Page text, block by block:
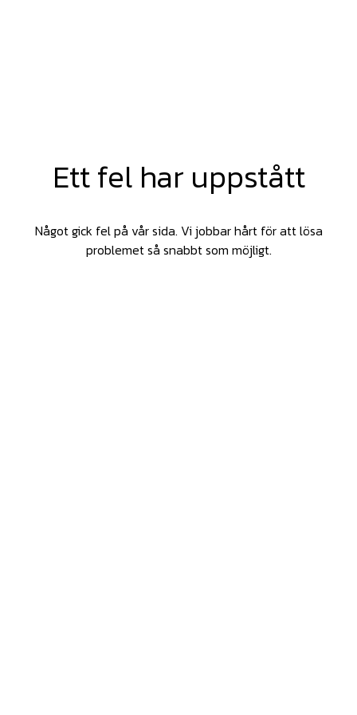
Ett fel har uppstått
Något gick fel på vår sida. Vi jobbar hårt för att lösa
problemet så snabbt som möjligt.